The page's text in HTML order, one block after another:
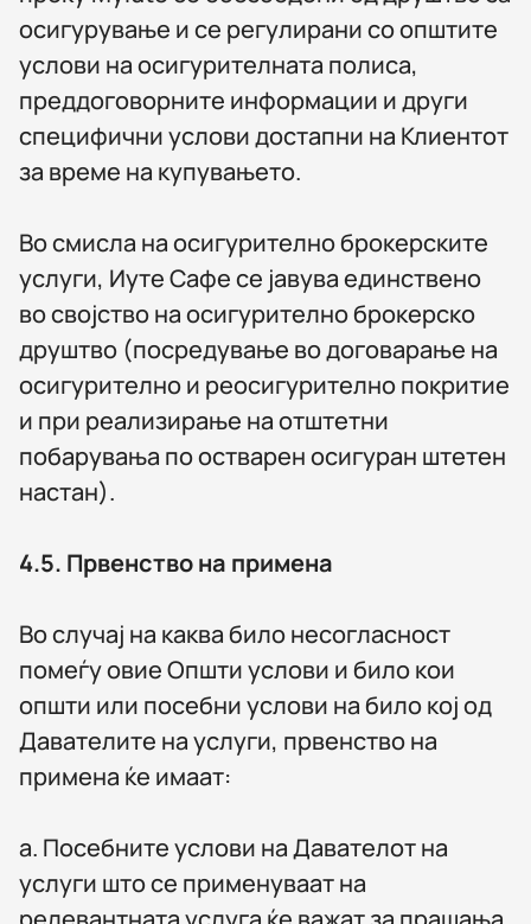
осигурување и се регулирани со општите
услови на осигурителната полиса,
преддоговорните информации и други
специфични услови достапни на Клиентот
за време на купувањето.
Во смисла на осигурително брокерските
услуги, Иуте Сафе се јавува единствено
во својство на осигурително брокерско
друштво (посредување во договарање на
осигурително и реосигурително покритие
и при реализирање на отштетни
побарувања по остварен осигуран штетен
настан).
4.5. Првенство на примена
Во случај на каква било несогласност
помеѓу овие Општи услови и било кои
општи или посебни услови на било кој од
Давателите на услуги, првенство на
примена ќе имаат:
а. Посебните услови на Давателот на
услуги што се применуваат на